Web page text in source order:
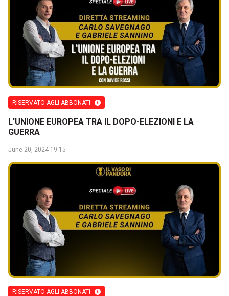
RISERVATO AGLI ABBONATI
L'UNIONE EUROPEA TRA IL DOPO-ELEZIONI E LA
GUERRA
June 20, 2024 19:15
RISERVATO AGLI ABBONATI